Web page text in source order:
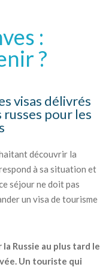
:
?
visas délivrés
pour les
découvrir la
à sa situation et
séjour ne doit pas
un visa de tourisme
Russie au plus tard le
Un touriste qui